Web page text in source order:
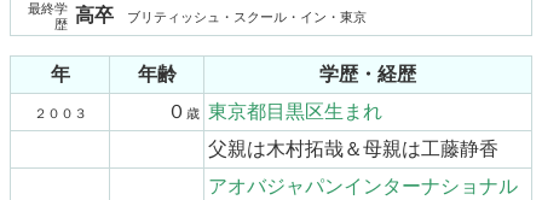
最終学
歴 高卒 ブリティッシュ・スクール・イン・東京
年 年齢 学歴・経歴
２００３ ０ 歳
東京都目黒区生まれ
父親は木村拓哉＆母親は工藤静香
アオバジャパンインターナショナル